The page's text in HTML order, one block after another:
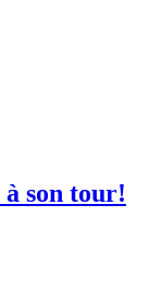
son tour!